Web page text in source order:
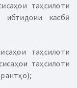
таҳсилоти
касбӣ
таҳсилоти
таҳсилоти